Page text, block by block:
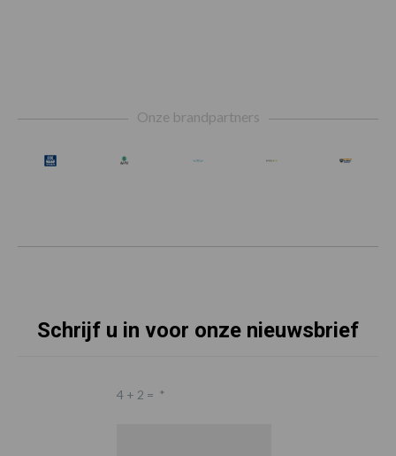
Onze brandpartners
Schrijf u in voor onze nieuwsbrief
4 + 2 = *